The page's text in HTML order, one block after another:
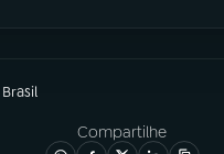
Compartilhe